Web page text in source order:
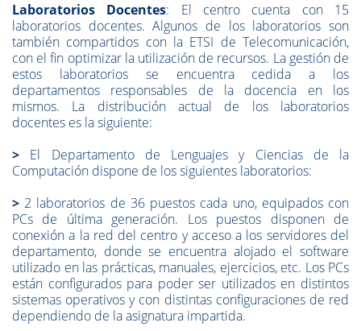
Laboratorios Docentes: El centro cuenta con 15
laboratorios docentes. Algunos de los laboratorios son
también compartidos con la ETSI de Telecomunicación,
con el fin optimizar la utilización de recursos. La gestión de
estos laboratorios se encuentra cedida a los
departamentos responsables de la docencia en los
mismos. La distribución actual de los laboratorios
docentes es la siguiente:
> El Departamento de Lenguajes y Ciencias de la
Computación dispone de los siguientes laboratorios:
> 2 laboratorios de 36 puestos cada uno, equipados con
PCs de última generación. Los puestos disponen de
conexión a la red del centro y acceso a los servidores del
departamento, donde se encuentra alojado el software
utilizado en las prácticas, manuales, ejercicios, etc. Los PCs
están configurados para poder ser utilizados en distintos
sistemas operativos y con distintas configuraciones de red
dependiendo de la asignatura impartida.